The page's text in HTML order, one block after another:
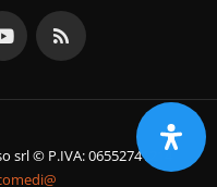
srl © P.IVA: 06552741214